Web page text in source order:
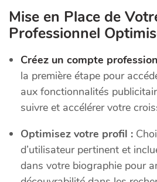
Mise en Place de
Professionnel
Créez un compte
la première étape pour
aux fonctionnalités
suivre et accélérer votre
Optimisez votre profil :
d’utilisateur pertinent et
dans votre biographie pour